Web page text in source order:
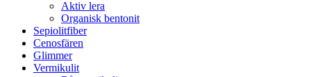
Aktiv lera
Organisk bentonit
Sepiolitfiber
Cenosfären
Glimmer
Vermikulit